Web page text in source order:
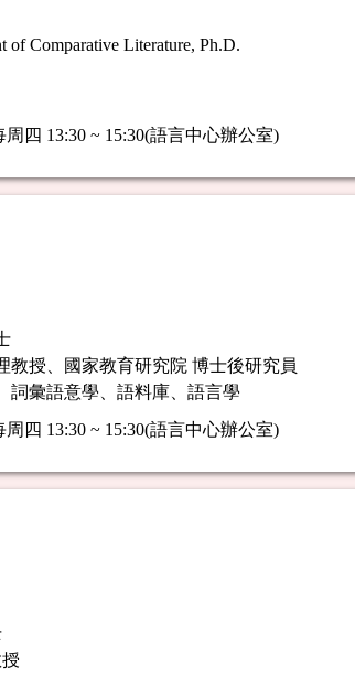
Comparative Literature, Ph.D.
周四 13:30 ~ 15:30(語言中心辦公室)
授、國家教育研究院 博士後研究員
詞彙語意學、語料庫、語言學
周四 13:30 ~ 15:30(語言中心辦公室)